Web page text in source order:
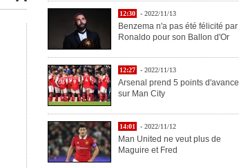
12:30 - 2022/11/13
Benzema n'a pas été félicité par
Ronaldo pour son Ballon d'Or
12:27 - 2022/11/13
Arsenal prend 5 points d'avance
sur Man City
14:01 - 2022/11/12
Man United ne veut plus de
Maguire et Fred